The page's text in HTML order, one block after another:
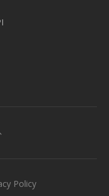
Policy